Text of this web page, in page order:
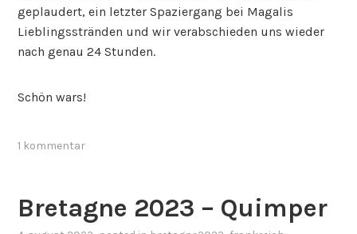
geplaudert, ein letzter Spaziergang bei Magalis
Lieblingsstränden und wir verabschieden uns wieder
nach genau 24 Stunden.
Schön wars!
1 kommentar
Bretagne 2023 – Quimper